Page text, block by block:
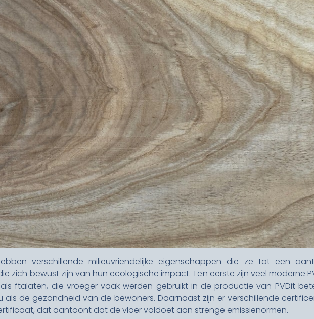
verschillende milieuvriendelijke eigenschappen die ze tot een
zich bewust zijn van hun ecologische impact. Ten eerste zijn veel moderne
ftalaten, die vroeger vaak werden gebruikt in de productie van PVDit
als de gezondheid van de bewoners. Daarnaast zijn er verschillende
dat aantoont dat de vloer voldoet aan strenge emissienormen.